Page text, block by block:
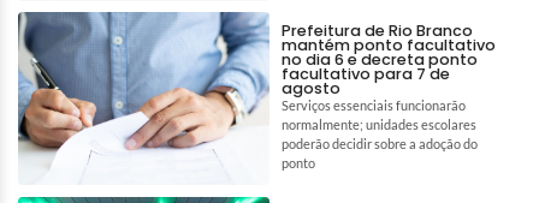
Prefeitura de Rio Branco
mantém ponto facultativo
no dia 6 e decreta ponto
facultativo para 7 de
agosto
Serviços essenciais funcionarão
normalmente; unidades escolares
poderão decidir sobre a adoção do
ponto